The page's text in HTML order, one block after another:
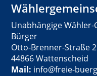
Unabhängige Wähler-
Bürger
Otto-Brenner-Straße
44866 Wattenscheid
Mail: info@freie-